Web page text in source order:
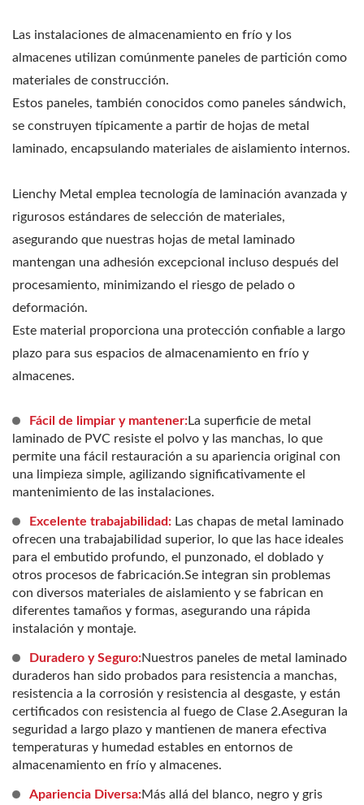
Las instalaciones de almacenamiento en frío y los
almacenes utilizan comúnmente paneles de partición como
materiales de construcción.
Estos paneles, también conocidos como paneles sándwich,
se construyen típicamente a partir de hojas de metal
laminado, encapsulando materiales de aislamiento internos.
Lienchy Metal emplea tecnología de laminación avanzada y
rigurosos estándares de selección de materiales,
asegurando que nuestras hojas de metal laminado
mantengan una adhesión excepcional incluso después del
procesamiento, minimizando el riesgo de pelado o
deformación.
Este material proporciona una protección confiable a largo
plazo para sus espacios de almacenamiento en frío y
almacenes.
Fácil de limpiar y mantener:La superficie de metal
laminado de PVC resiste el polvo y las manchas, lo que
permite una fácil restauración a su apariencia original con
una limpieza simple, agilizando significativamente el
mantenimiento de las instalaciones.
Excelente trabajabilidad: Las chapas de metal laminado
ofrecen una trabajabilidad superior, lo que las hace ideales
para el embutido profundo, el punzonado, el doblado y
otros procesos de fabricación.Se integran sin problemas
con diversos materiales de aislamiento y se fabrican en
diferentes tamaños y formas, asegurando una rápida
instalación y montaje.
Duradero y Seguro:Nuestros paneles de metal laminado
duraderos han sido probados para resistencia a manchas,
resistencia a la corrosión y resistencia al desgaste, y están
certificados con resistencia al fuego de Clase 2.Aseguran la
seguridad a largo plazo y mantienen de manera efectiva
temperaturas y humedad estables en entornos de
almacenamiento en frío y almacenes.
Apariencia Diversa:Más allá del blanco, negro y gris